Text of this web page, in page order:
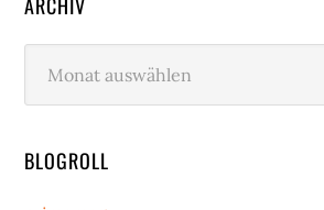
BLOGROLL